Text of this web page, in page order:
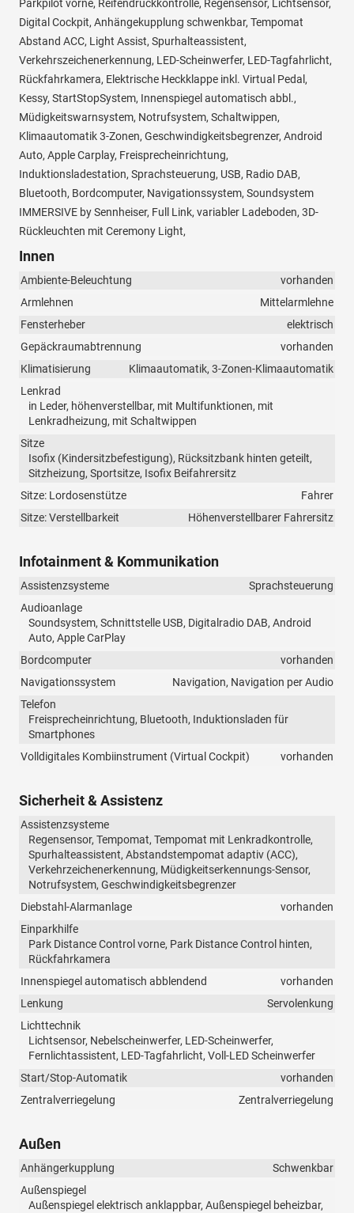
Parkpilot vorne, Reifendruckkontrolle, Regensensor, Lichtsensor,
Digital Cockpit, Anhängekupplung schwenkbar, Tempomat
Abstand ACC, Light Assist, Spurhalteassistent,
Verkehrszeichenerkennung, LED-Scheinwerfer, LED-Tagfahrlicht,
Rückfahrkamera, Elektrische Heckklappe inkl. Virtual Pedal,
Kessy, StartStopSystem, Innenspiegel automatisch abbl.,
Müdigkeitswarnsystem, Notrufsystem, Schaltwippen,
Klimaautomatik 3-Zonen, Geschwindigkeitsbegrenzer, Android
Auto, Apple Carplay, Freisprecheinrichtung,
Induktionsladestation, Sprachsteuerung, USB, Radio DAB,
Bluetooth, Bordcomputer, Navigationssystem, Soundsystem
IMMERSIVE by Sennheiser, Full Link, variabler Ladeboden, 3D-
Rückleuchten mit Ceremony Light,
Innen
Ambiente-Beleuchtung
vorhanden
Armlehnen
Mittelarmlehne
Fensterheber
elektrisch
Gepäckraumabtrennung
vorhanden
Klimatisierung
Klimaautomatik, 3-Zonen-Klimaautomatik
Lenkrad
in Leder, höhenverstellbar, mit Multifunktionen, mit
Lenkradheizung, mit Schaltwippen
Sitze
Isofix (Kindersitzbefestigung), Rücksitzbank hinten geteilt,
Sitzheizung, Sportsitze, Isofix Beifahrersitz
Sitze: Lordosenstütze
Fahrer
Sitze: Verstellbarkeit
Höhenverstellbarer Fahrersitz
Infotainment & Kommunikation
Assistenzsysteme
Sprachsteuerung
Audioanlage
Soundsystem, Schnittstelle USB, Digitalradio DAB, Android
Auto, Apple CarPlay
Bordcomputer
vorhanden
Navigationssystem
Navigation, Navigation per Audio
Telefon
Freisprecheinrichtung, Bluetooth, Induktionsladen für
Smartphones
Volldigitales Kombiinstrument (Virtual Cockpit)
vorhanden
Sicherheit & Assistenz
Assistenzsysteme
Regensensor, Tempomat, Tempomat mit Lenkradkontrolle,
Spurhalteassistent, Abstandstempomat adaptiv (ACC),
Verkehrzeichenerkennung, Müdigkeitserkennungs-Sensor,
Notrufsystem, Geschwindigkeitsbegrenzer
Diebstahl-Alarmanlage
vorhanden
Einparkhilfe
Park Distance Control vorne, Park Distance Control hinten,
Rückfahrkamera
Innenspiegel automatisch abblendend
vorhanden
Lenkung
Servolenkung
Lichttechnik
Lichtsensor, Nebelscheinwerfer, LED-Scheinwerfer,
Fernlichtassistent, LED-Tagfahrlicht, Voll-LED Scheinwerfer
Start/Stop-Automatik
vorhanden
Zentralverriegelung
Zentralverriegelung
Außen
Anhängerkupplung
Schwenkbar
Außenspiegel
Außenspiegel elektrisch anklappbar, Außenspiegel beheizbar,